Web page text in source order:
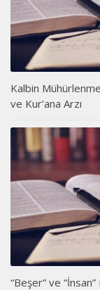
Kalbin
ve Kur’ana Arzı
“Beşer” ve